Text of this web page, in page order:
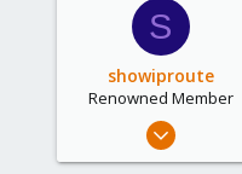
S
showiproute
Renowned Member
Mar 11, 2020